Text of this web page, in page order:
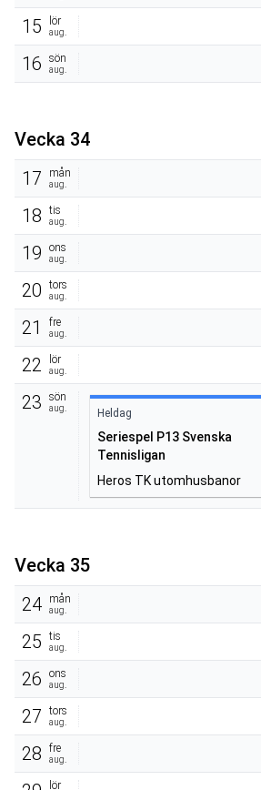
15 lör
aug.
16 sön
aug.
Vecka 34
17
mån
aug.
18 tis
aug.
19 ons
aug.
20 tors
aug.
21 fre
aug.
22 lör
aug.
23 sön
aug. Heldag
Seriespel P13 Svenska
Tennisligan
Heros TK utomhusbanor
Vecka 35
24
mån
aug.
25 tis
aug.
26 ons
aug.
27 tors
aug.
28 fre
aug.
lör